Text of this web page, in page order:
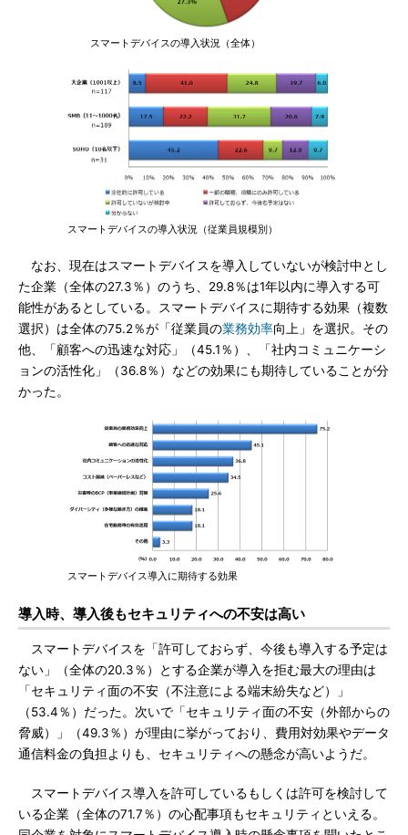
スマートデバイスの導入状況（全体）
スマートデバイスの導入状況（従業員規模別）
なお、現在はスマートデバイスを導入していないが検討中とし
た企業（全体の27.3％）のうち、29.8％は1年以内に導入する可
能性があるとしている。スマートデバイスに期待する効果（複数
選択）は全体の75.2％が「従業員の業務効率向上」を選択。その
他、「顧客への迅速な対応」（45.1％）、「社内コミュニケーシ
ョンの活性化」（36.8％）などの効果にも期待していることが分
かった。
スマートデバイス導入に期待する効果
導入時、導入後もセキュリティへの不安は高い
スマートデバイスを「許可しておらず、今後も導入する予定は
ない」（全体の20.3％）とする企業が導入を拒む最大の理由は
「セキュリティ面の不安（不注意による端末紛失など）」
（53.4％）だった。次いで「セキュリティ面の不安（外部からの
脅威）」（49.3％）が理由に挙がっており、費用対効果やデータ
通信料金の負担よりも、セキュリティへの懸念が高いようだ。
スマートデバイス導入を許可しているもしくは許可を検討して
いる企業（全体の71.7％）の心配事項もセキュリティといえる。